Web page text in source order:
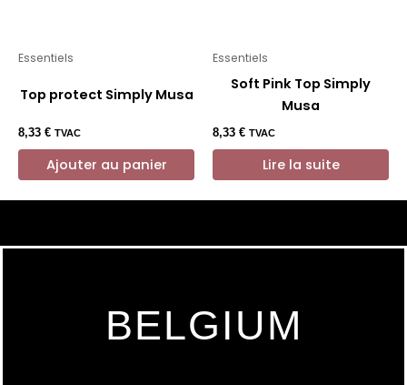
Essentiels
Top protect Simply Musa
8,33 € TVAC
Ajouter au panier
Essentiels
Soft Pink Top Simply
Musa
8,33 € TVAC
Lire la suite
BELGIUM